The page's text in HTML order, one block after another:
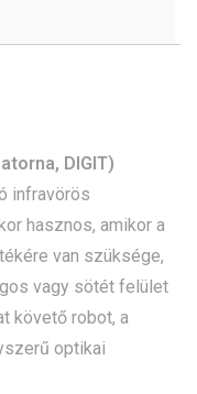
DIGIT)
infravörös
hasznos, amikor a
van szüksége,
vagy sötét felület
követő robot, a
optikai